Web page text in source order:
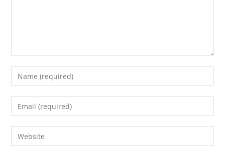
Enter
your
name
comment
Enter
your
email
address
Enter
your